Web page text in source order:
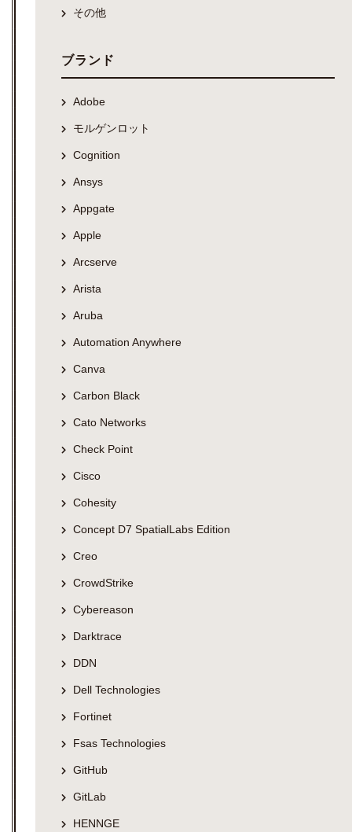
その他
ブランド
Adobe
モルゲンロット
Cognition
Ansys
Appgate
Apple
Arcserve
Arista
Aruba
Automation Anywhere
Canva
Carbon Black
Cato Networks
Check Point
Cisco
Cohesity
Concept D7 SpatialLabs Edition
Creo
CrowdStrike
Cybereason
Darktrace
DDN
Dell Technologies
Fortinet
Fsas Technologies
GitHub
GitLab
HENNGE